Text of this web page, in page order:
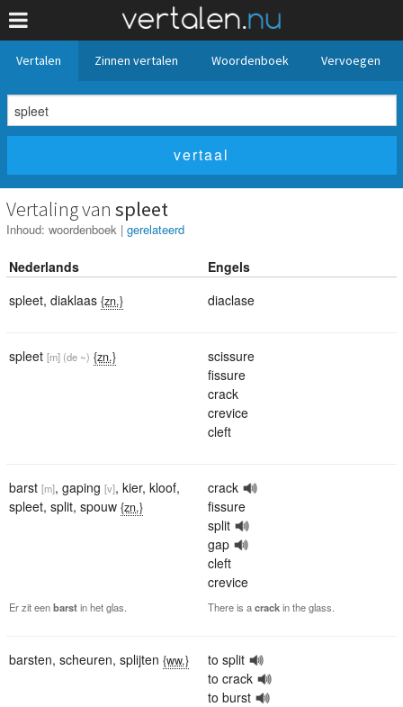
Vertalen Zinnen vertalen Woordenboek Vervoegen
Vertaling van spleet
Inhoud: woordenboek | gerelateerd
Nederlands
Engels
spleet, diaklaas {zn.} diaclase
spleet [m] (de ~) {zn.}
scissure
fissure
crack
crevice
cleft
barst [m], gaping [v], kier, kloof,
spleet, split, spouw {zn.}
crack
fissure
split
gap
cleft
crevice
Er zit eenbarstin het glas. There is acrackin the glass.
barsten, scheuren, splijten {ww.}
to split
to crack
to burst